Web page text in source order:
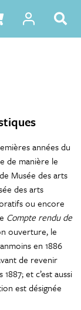
MATIÈRES
années du
de manière le
Musée des arts
des arts
ou encore
Compte rendu de
ouverture, le
en 1886
de revenir
et c’est aussi
est désignée